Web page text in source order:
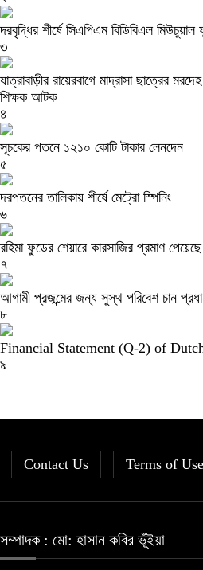
দরবৃদ্ধির শীর্ষে সিএপিএম বিডিবিএল মিউচুয়াল
৩
যাত্রাবাড়ীর রায়েরবাগে মাদ্রাসা ছাত্রের
শিক্ষক আটক
৪
সূচকের পতনে ১২১০ কোটি টাকার লেনদেন
৫
দরপতনের তালিকায় শীর্ষে মেট্রো স্পিনিং
৬
রহিমা ফুডের শেয়ারে কারসাজির প্রমাণ
৭
আগামী প্রজন্মের জন্য সুস্থ পরিবেশ চান
৮
Financial Statement (Q-2) of
৯
Contact Us Terms of Use
সম্পাদক : মো: হাসান কবির ভূঁইয়া